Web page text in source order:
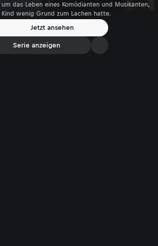
das Leben eines Komödianten und Musikanten,
wenig Grund zum Lachen hatte.
Jetzt ansehen
Serie anzeigen